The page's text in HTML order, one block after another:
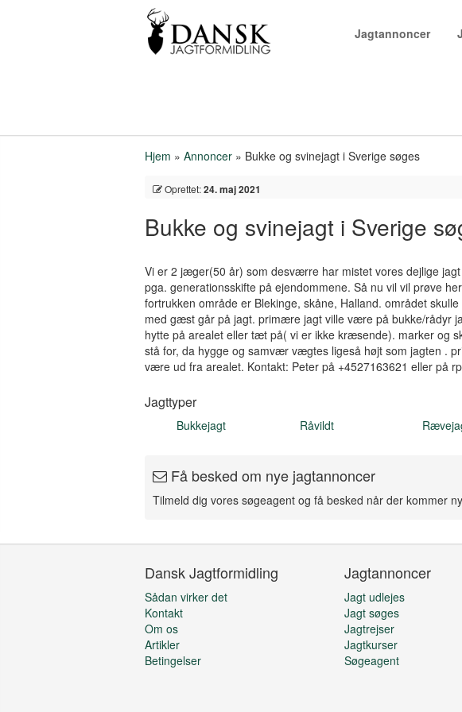
Jagtannoncer
Hjem » Annoncer » Bukke og svinejagt i Sverige søges
Oprettet:24. maj 2021
Bukke og svinejagt i Sverige
Vi er 2 jæger(50 år) som desværre har mistet vores dejlige
pga. generationsskifte på ejendommene. Så nu vil vil prøve
fortrukken område er Blekinge, skåne, Halland. området
med gæst går på jagt. primære jagt ville være på bukke/rådyr
hytte på arealet eller tæt på( vi er ikke kræsende). marker og
stå for, da hygge og samvær vægtes ligeså højt som jagten .
være ud fra arealet. Kontakt: Peter på +4527163621 eller på
Jagttyper
Bukkejagt Råvildt
Få besked om nye jagtannoncer
Tilmeld dig vores søgeagent og få besked når der kommer
Dansk Jagtformidling
Sådan virker det
Kontakt
Om os
Artikler
Betingelser
Jagtannoncer
Jagt udlejes
Jagt søges
Jagtrejser
Jagtkurser
Søgeagent